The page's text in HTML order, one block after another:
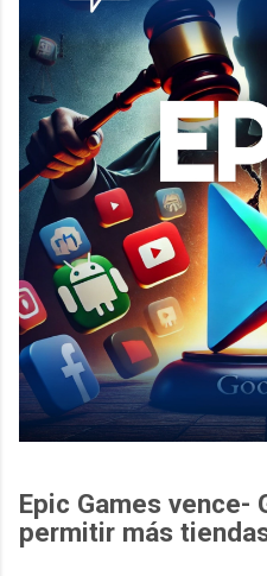
Epic Games vence-
permitir más